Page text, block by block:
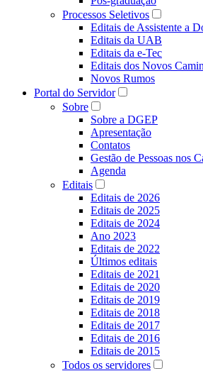
Processos Seletivos
Editais de Assistente a
Editais da UAB
Editais da e-Tec
Editais dos Novos
Novos Rumos
Portal do Servidor
Sobre
Sobre a DGEP
Apresentação
Contatos
Gestão de Pessoas nos
Agenda
Editais
Editais de 2026
Editais de 2025
Editais de 2024
Ano 2023
Editais de 2022
Últimos editais
Editais de 2021
Editais de 2020
Editais de 2019
Editais de 2018
Editais de 2017
Editais de 2016
Editais de 2015
Todos os servidores